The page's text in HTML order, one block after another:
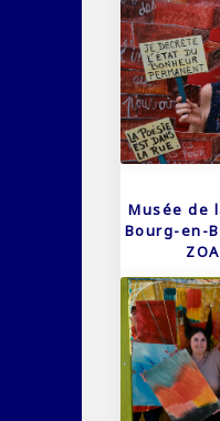
Musée de
Bourg-en-